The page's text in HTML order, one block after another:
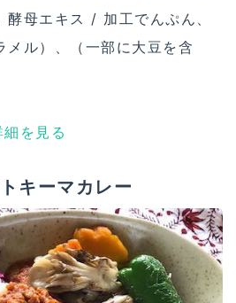
酵母エキス / 加工でんぷん、
メル）、（一部に大豆を含
を見る
キーマカレー